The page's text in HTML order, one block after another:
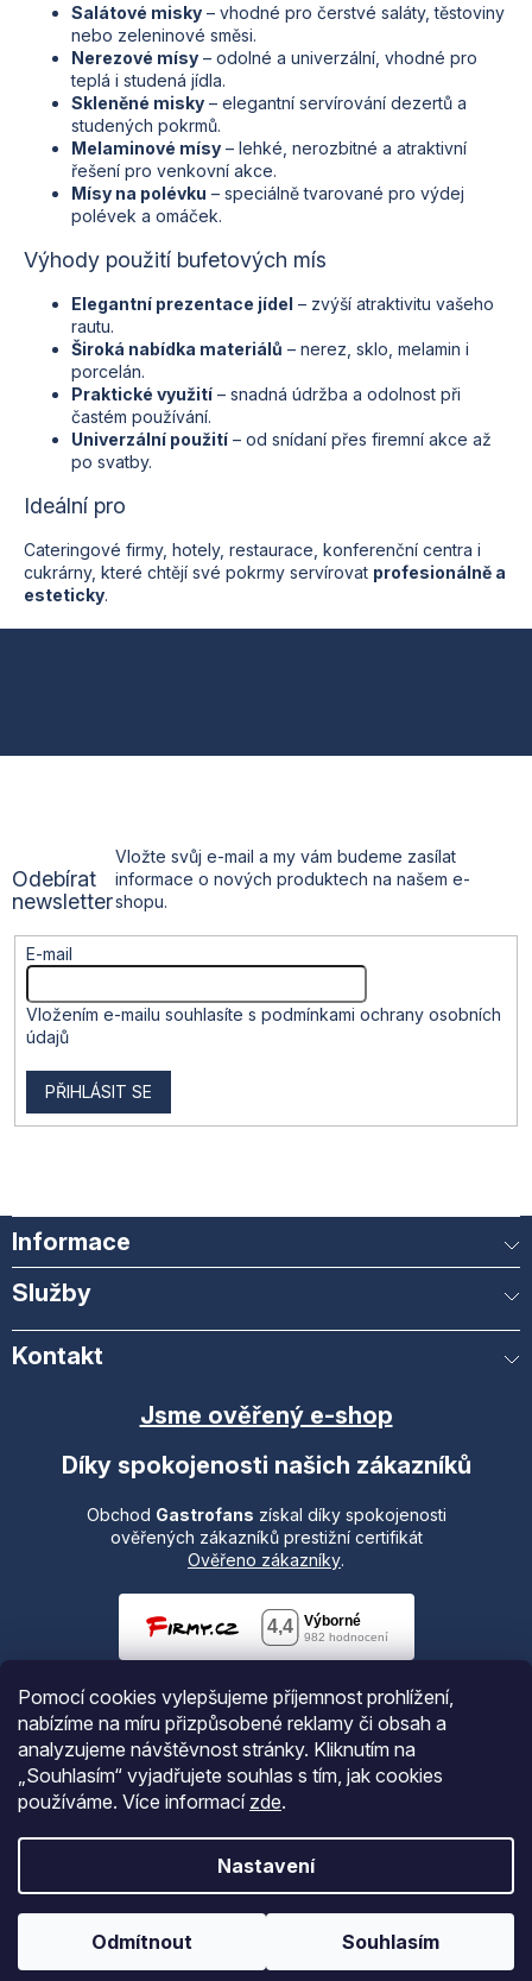
Pomocí cookies vylepšujeme příjemnost prohlížení,
nabízíme na míru přizpůsobené reklamy či obsah a
analyzujeme návštěvnost stránky. Kliknutím na
„Souhlasím“ vyjadřujete souhlas s tím, jak cookies
používáme. Více informací zde.
Nastavení
Odmítnout Souhlasím
p
s
Salátové misky – vhodné pro čerstvé saláty, těstoviny
nebo zeleninové směsi.
Nerezové mísy – odolné a univerzální, vhodné pro
teplá i studená jídla.
Skleněné misky – elegantní servírování dezertů a
studených pokrmů.
Melaminové mísy – lehké, nerozbitné a atraktivní
řešení pro venkovní akce.
Mísy na polévku – speciálně tvarované pro výdej
polévek a omáček.
Výhody použití bufetových mís
Elegantní prezentace jídel – zvýší atraktivitu vašeho
rautu.
Široká nabídka materiálů – nerez, sklo, melamin i
porcelán.
Praktické využití – snadná údržba a odolnost při
častém používání.
Univerzální použití – od snídaní přes firemní akce až
po svatby.
Ideální pro
Cateringové firmy, hotely, restaurace, konferenční centra i
cukrárny, které chtějí své pokrmy servírovat profesionálně a
esteticky.
p
Odebírat
newsletter
Vložte svůj e-mail a my vám budeme zasílat
informace o nových produktech na našem e-
shopu.
E-mail
Vložením e-mailu souhlasíte s podmínkami ochrany osobních
údajů
PŘIHLÁSIT SE
Informace
Služby
Kontakt
Jsme ověřený e-shop
Díky spokojenosti našich zákazníků
Obchod Gastrofans získal díky spokojenosti
ověřených zákazníků prestižní certifikát
Ověřeno zákazníky.
Gastrofans.cz
Upravit nastavení cookies